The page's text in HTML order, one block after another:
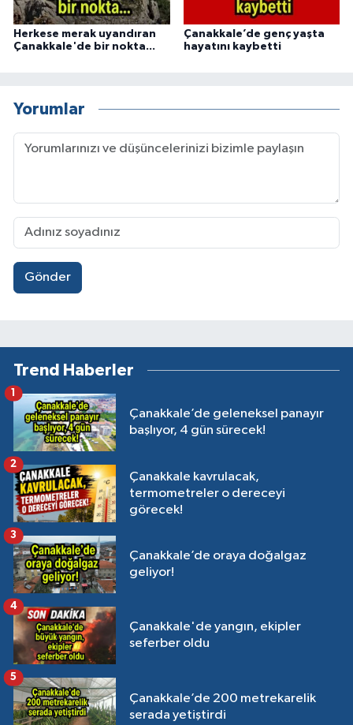
Herkese merak uyandıran
Çanakkale'de bir nokta...
Çanakkale’de genç yaşta
hayatını kaybetti
Yorumlar
Gönder
Trend Haberler
Çanakkale’de geleneksel panayır
başlıyor, 4 gün sürecek!
1
Çanakkale kavrulacak,
termometreler o dereceyi
görecek!
2
Çanakkale’de oraya doğalgaz
geliyor!
3
Çanakkale'de yangın, ekipler
seferber oldu
4
Çanakkale’de 200 metrekarelik
serada yetiştirdi
5